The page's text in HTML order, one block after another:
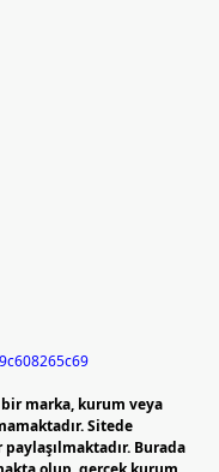
marka, kurum veya
Sitede
paylaşılmaktadır. Burada